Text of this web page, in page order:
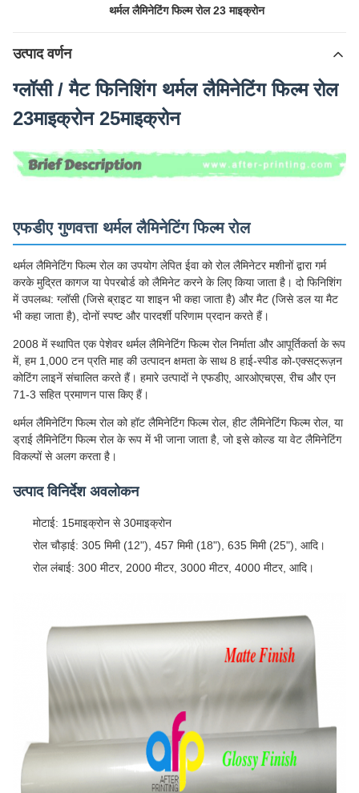
थर्मल लैमिनेटिंग फिल्म रोल 23 माइक्रोन
उत्पाद वर्णन
ग्लॉसी / मैट फिनिशिंग थर्मल लैमिनेटिंग फिल्म रोल
23माइक्रोन 25माइक्रोन
एफडीए गुणवत्ता थर्मल लैमिनेटिंग फिल्म रोल
थर्मल लैमिनेटिंग फिल्म रोल का उपयोग लेपित ईवा को रोल लैमिनेटर मशीनों द्वारा गर्म
करके मुद्रित कागज या पेपरबोर्ड को लैमिनेट करने के लिए किया जाता है। दो फिनिशिंग
में उपलब्ध: ग्लॉसी (जिसे ब्राइट या शाइन भी कहा जाता है) और मैट (जिसे डल या मैट
भी कहा जाता है), दोनों स्पष्ट और पारदर्शी परिणाम प्रदान करते हैं।
2008 में स्थापित एक पेशेवर थर्मल लैमिनेटिंग फिल्म रोल निर्माता और आपूर्तिकर्ता के रूप
में, हम 1,000 टन प्रति माह की उत्पादन क्षमता के साथ 8 हाई-स्पीड को-एक्सट्रूज़न
कोटिंग लाइनें संचालित करते हैं। हमारे उत्पादों ने एफडीए, आरओएचएस, रीच और एन
71-3 सहित प्रमाणन पास किए हैं।
थर्मल लैमिनेटिंग फिल्म रोल को हॉट लैमिनेटिंग फिल्म रोल, हीट लैमिनेटिंग फिल्म रोल, या
ड्राई लैमिनेटिंग फिल्म रोल के रूप में भी जाना जाता है, जो इसे कोल्ड या वेट लैमिनेटिंग
विकल्पों से अलग करता है।
उत्पाद विनिर्देश अवलोकन
मोटाई: 15माइक्रोन से 30माइक्रोन
रोल चौड़ाई: 305 मिमी (12"), 457 मिमी (18"), 635 मिमी (25"), आदि।
रोल लंबाई: 300 मीटर, 2000 मीटर, 3000 मीटर, 4000 मीटर, आदि।